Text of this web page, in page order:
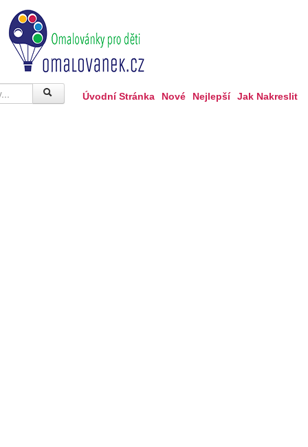
Úvodní Stránka Nové Nejlepší Jak Nakreslit